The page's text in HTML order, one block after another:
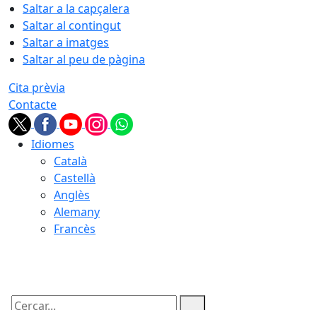
Saltar a la capçalera
Saltar al contingut
Saltar a imatges
Saltar al peu de pàgina
Cita prèvia
Contacte
Idiomes
Català
Castellà
Anglès
Alemany
Francès